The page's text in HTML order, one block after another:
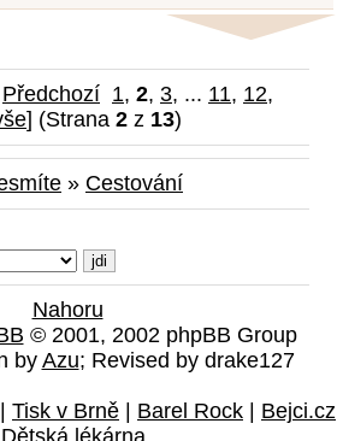
Předchozí 1, 2, 3, ... 11, 12,
] (Strana 2 z 13)
» Cestování
Nahoru
© 2001, 2002 phpBB Group
byAzu; Revised by drake127
| Tisk v Brně | Barel Rock | Bejci.cz
Dětská lékárna